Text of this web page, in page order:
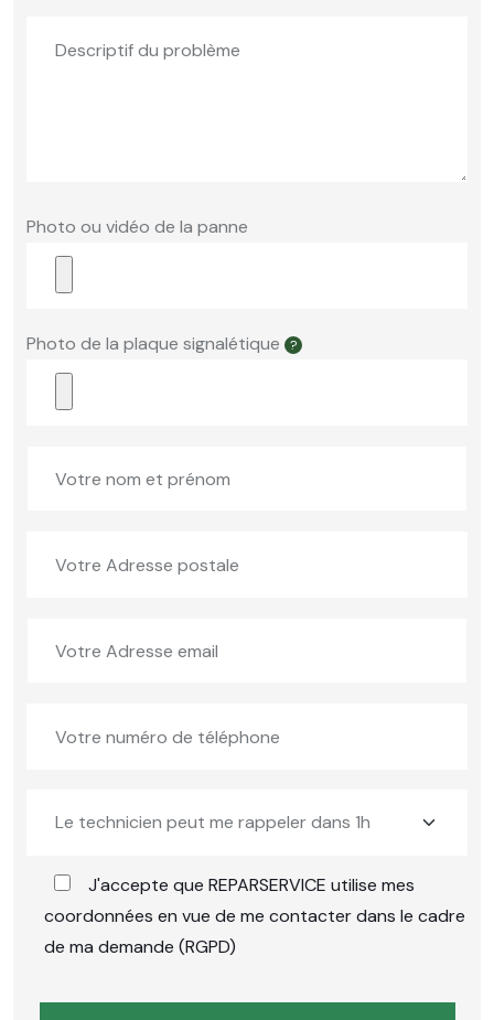
Photo ou vidéo de la panne
Photo de la plaque signalétique ?
J'accepte que REPARSERVICE utilise mes
coordonnées en vue de me contacter dans le cadre
de ma demande (RGPD)